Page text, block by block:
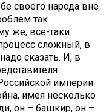
своего народа вне
так
же, все-таки
сложный, в
сказать. И, в
империи
имея несколько
он – башкир, он –